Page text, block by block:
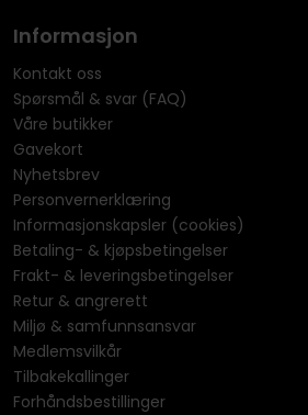
Informasjon
Kontakt oss
Spørsmål & svar (FAQ)
Våre butikker
Gavekort
Nyhetsbrev
Personvernerklæring
Informasjonskapsler (cookies)
Betaling- & kjøpsbetingelser
Frakt- & leveringsbetingelser
Retur & angrerett
Miljø & samfunnsansvar
Medlemsvilkår
Tilbakekallinger
Forhåndsbestillinger